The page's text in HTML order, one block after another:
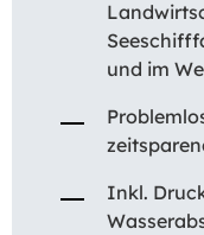
und im
Inkl.